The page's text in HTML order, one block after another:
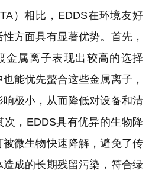
）相比，EDDS在环境友好
方面具有显著优势。首先，
金属离子表现出较高的选择
能优先螯合这些金属离子，
响极小，从而降低对设备和清
，EDDS具有优异的生物降
微生物快速降解，避免了传
成的长期残留污染，符合绿